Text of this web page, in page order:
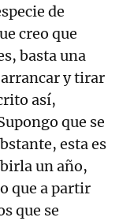
de
creo que
basta una
y tirar
así,
que se
esta es
un año,
que a partir
que se